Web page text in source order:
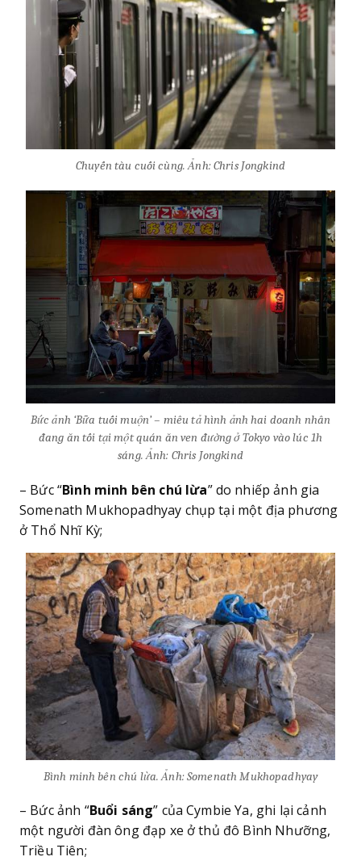
Chuyến tàu cuối cùng. Ảnh: Chris Jongkind
Bức ảnh ‘Bữa tuối muộn’ – miêu tả hình ảnh hai doanh nhân
đang ăn tối tại một quán ăn ven đường ở Tokyo vào lúc 1h
sáng. Ảnh: Chris Jongkind
– Bức “Bình minh bên chú lừa” do nhiếp ảnh gia
Somenath Mukhopadhyay chụp tại một địa phương
ở Thổ Nhĩ Kỳ;
Bình minh bên chú lừa. Ảnh: Somenath Mukhopadhyay
– Bức ảnh “Buổi sáng” của Cymbie Ya, ghi lại cảnh
một người đàn ông đạp xe ở thủ đô Bình Nhưỡng,
Triều Tiên;